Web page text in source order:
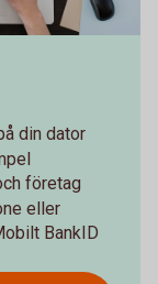
din dator
företag
eller
BankID